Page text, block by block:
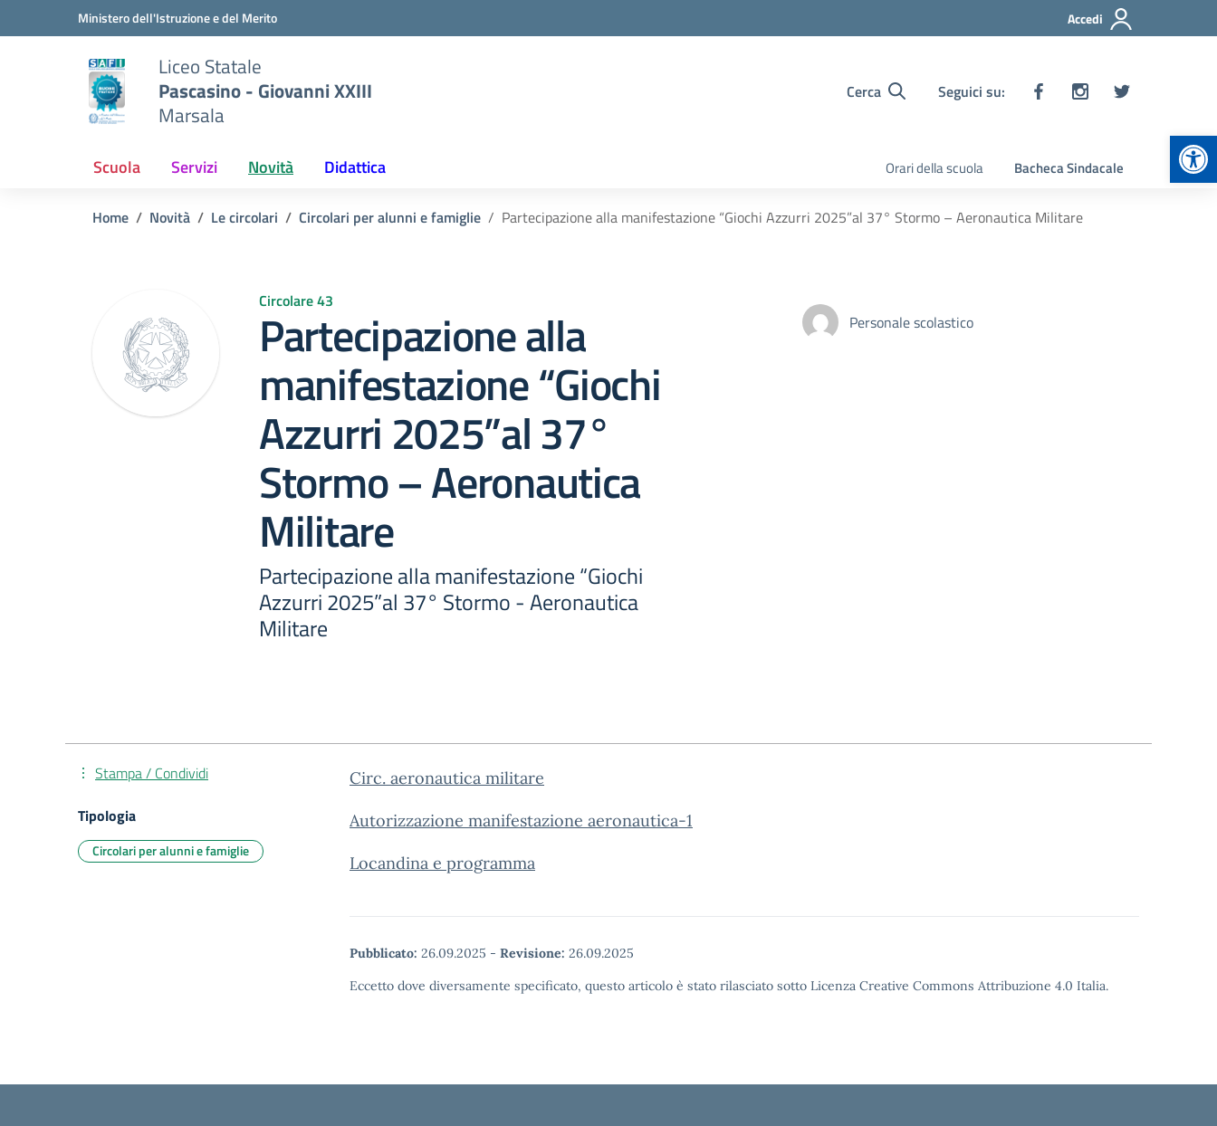
Vai ai contenuti
Vai al menu di navigazioneMinistero dell'Istruzione e del Merito Accedi
Liceo Statale
Pascasino - Giovanni XXIII
Marsala
Cerca Seguici su:
Scuola Servizi Novità Didattica Orari della scuola Bacheca Sindacale
Home Novità Le circolari Circolari per alunni e famiglie Partecipazione alla manifestazione “Giochi Azzurri 2025”al 37° Stormo – Aeronautica Militare
Circolare 43
Partecipazione alla
manifestazione “Giochi
Azzurri 2025”al 37°
Stormo – Aeronautica
Militare
Partecipazione alla manifestazione “Giochi
Azzurri 2025”al 37° Stormo - Aeronautica
Militare
Personale scolastico
Circ. aeronautica militare
Autorizzazione manifestazione aeronautica-1
Locandina e programma
Pubblicato: 26.09.2025 - Revisione: 26.09.2025
Eccetto dove diversamente specificato, questo articolo è stato rilasciato sotto Licenza Creative Commons Attribuzione 4.0 Italia.
Stampa / Condividi
Tipologia
Circolari per alunni e famiglie